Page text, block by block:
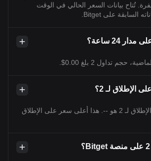
تُتاح بيانات السعر الحالي في الوقت
الإطلاق لـ 2؟
أعلى مستوى على الإطلاق لـ 2 هو --. هذا أعلى سعر على الإطلاق